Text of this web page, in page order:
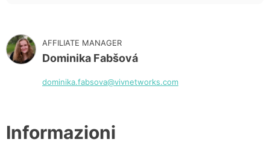
AFFILIATE MANAGER
Dominika Fabšová
dominika.fabsova@vivnetworks.com
Informazioni